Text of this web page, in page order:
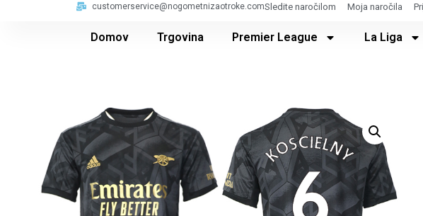
customerservice@nogometnizaotroke.comSledite naročilom Moja naročila
Domov Trgovina Premier League La Liga